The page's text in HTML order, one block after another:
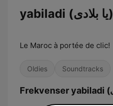
yabiladi (يا بلادى)
Le Maroc à portée de clic!
Oldies Soundtracks